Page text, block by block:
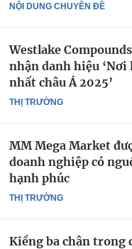
NỘI DUNG CHUYÊN ĐỀ
THỊ TRƯỜNG
Westlake
nhận danh hiệu ‘Nơi
nhất châu Á 2025’
THỊ TRƯỜNG
MM Mega Market
doanh nghiệp có
hạnh phúc
Kiềng ba chân trong